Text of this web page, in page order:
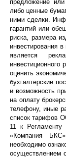
предложение
либо ценные
ними сделки.
гарантий или
риска, размера
инвестирования
является
инвестиционного
оценить
бухгалтерские
и возможность
на оплату
телефону, иные
список тарифов
11 к
«Компания
необходимо
осуществлением